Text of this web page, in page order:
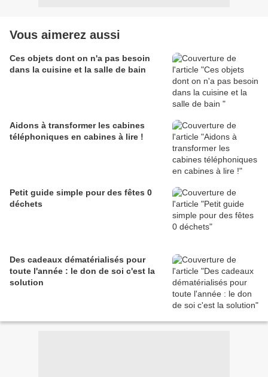
Vous aimerez aussi
Ces objets dont on n'a pas besoin
dans la cuisine et la salle de bain
Aidons à transformer les cabines
téléphoniques en cabines à lire !
Petit guide simple pour des fêtes 0
déchets
Des cadeaux dématérialisés pour
toute l'année : le don de soi c'est la
solution